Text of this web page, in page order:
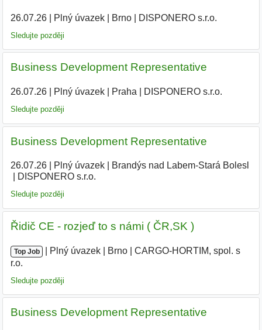
26.07.26| Plný úvazek| Brno| DISPONERO s.r.o.
Sledujte později
Business Development Representative
26.07.26| Plný úvazek| Praha DISPONERO s.r.o.
Sledujte později
Business Development Representative
26.07.26| Plný úvazek| Brandýs nad Labem-Stará Bolesl
DISPONERO s.r.o.
Sledujte později
Řidič CE - rozjeď to s námi ( ČR,SK )
Top Job Plný úvazek Brno
CARGO-HORTIM, spol. s
r.o.
Sledujte později
Business Development Representative